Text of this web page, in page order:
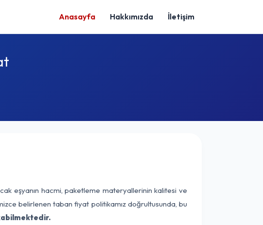
Anasayfa Hakkımızda İletişim
eşyanın hacmi, paketleme materyallerinin kalitesi ve
belirlenen taban fiyat politikamız doğrultusunda, bu